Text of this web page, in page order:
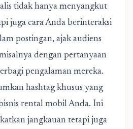
tidak hanya menyangkut
juga cara Anda berinteraksi
postingan, ajak audiens
dengan pertanyaan
pengalaman mereka.
hashtag khusus yang
rental mobil Anda. Ini
jangkauan tetapi juga